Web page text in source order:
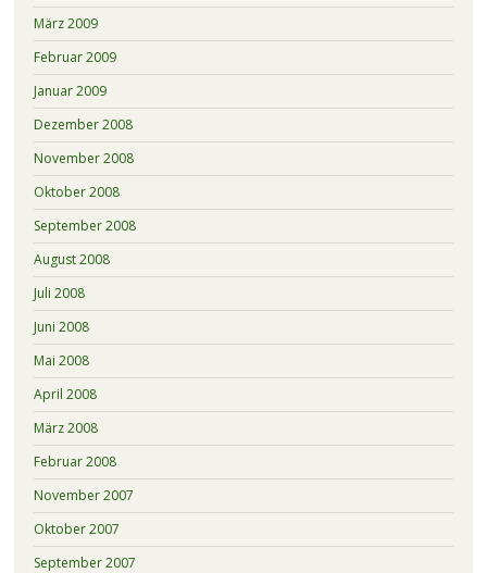
März 2009
Februar 2009
Januar 2009
Dezember 2008
November 2008
Oktober 2008
September 2008
August 2008
Juli 2008
Juni 2008
Mai 2008
April 2008
März 2008
Februar 2008
November 2007
Oktober 2007
September 2007